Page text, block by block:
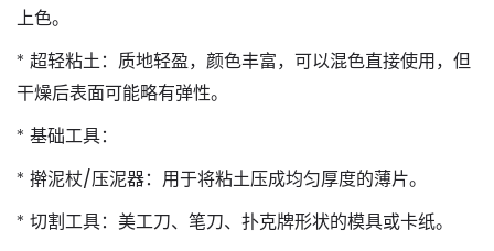
上色。
* 超轻粘土：质地轻盈，颜色丰富，可以混色直接使用，但
干燥后表面可能略有弹性。
* 基础工具：
* 擀泥杖/压泥器：用于将粘土压成均匀厚度的薄片。
* 切割工具：美工刀、笔刀、扑克牌形状的模具或卡纸。